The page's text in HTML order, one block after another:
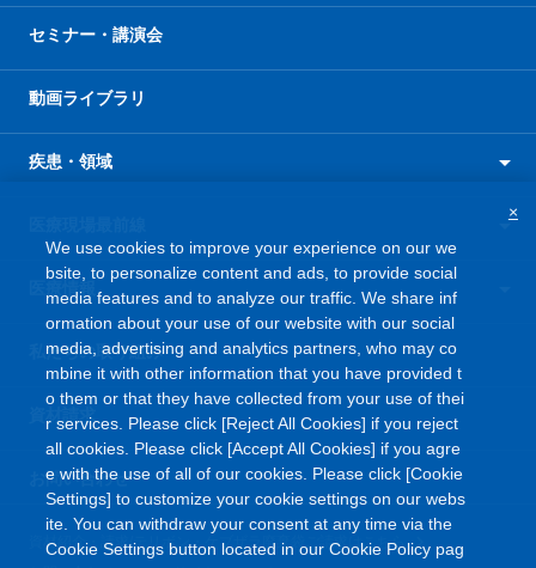
セミナー・講演会
動画ライブラリ
疾患・領域
医療情報
私たちの取り組み
資材請求
お問い合わせ
資材紹介・請求/テリボン・ケブザラ廃棄袋ご請求はこちら
We use cookies to improve your experience on our we
bsite, to personalize content and ads, to provide social
media features and to analyze our traffic. We share inf
ormation about your use of our website with our social
media, advertising and analytics partners, who may co
mbine it with other information that you have provided t
o them or that they have collected from your use of thei
r services. Please click [Reject All Cookies] if you reject
all cookies. Please click [Accept All Cookies] if you agre
e with the use of all of our cookies. Please click [Cookie
Settings] to customize your cookie settings on our webs
ite. You can withdraw your consent at any time via the
Cookie Settings button located in our Cookie Policy pag
×